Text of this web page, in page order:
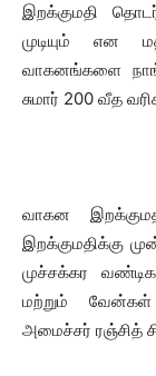
இறக்குமதி
முடியும் என
வாகனங்களை
சுமார் 200 வீத
வாகன
இறக்குமதிக்கு
முச்சக்கர
மற்றும் வேன்கள்
அமைச்சர் ரஞ்சித்